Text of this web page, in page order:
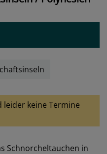
leider keine Termine
Schnorcheltauchen in